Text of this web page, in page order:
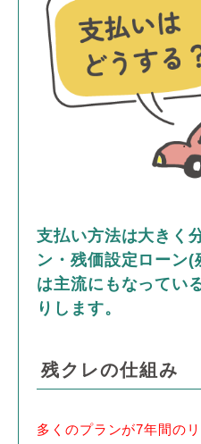
支払い方法は大きく
ン・残価設定ローン
は主流にもなってい
りします。
残クレの仕組み
多くのプランが7年間の